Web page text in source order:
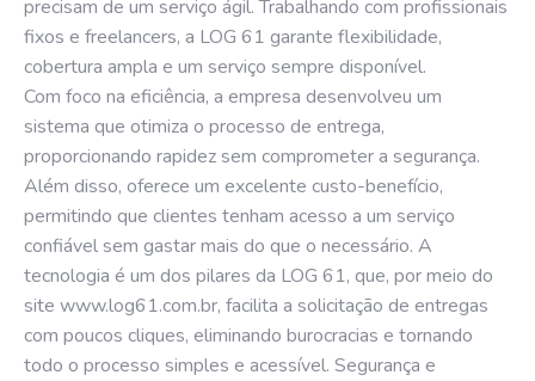
precisam de um serviço ágil. Trabalhando com profissionais
fixos e freelancers, a LOG 61 garante flexibilidade,
cobertura ampla e um serviço sempre disponível.
Com foco na eficiência, a empresa desenvolveu um
sistema que otimiza o processo de entrega,
proporcionando rapidez sem comprometer a segurança.
Além disso, oferece um excelente custo-benefício,
permitindo que clientes tenham acesso a um serviço
confiável sem gastar mais do que o necessário. A
tecnologia é um dos pilares da LOG 61, que, por meio do
site www.log61.com.br, facilita a solicitação de entregas
com poucos cliques, eliminando burocracias e tornando
todo o processo simples e acessível. Segurança e